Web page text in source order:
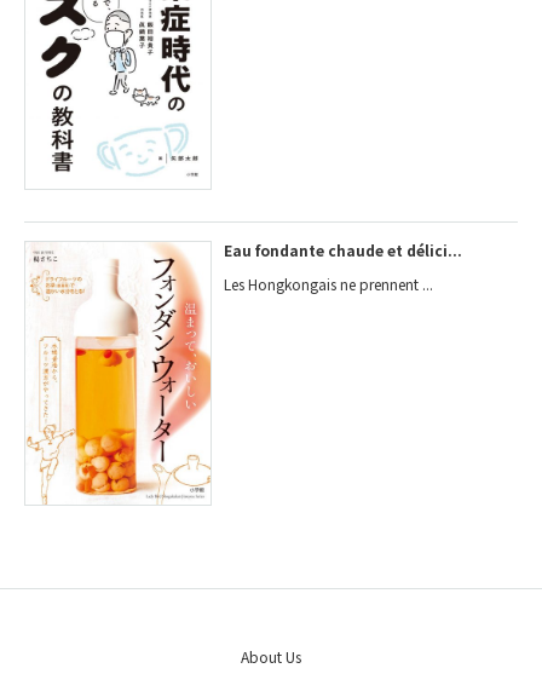
Eau fondante chaude et délici...
Les Hongkongais ne prennent ...
About Us